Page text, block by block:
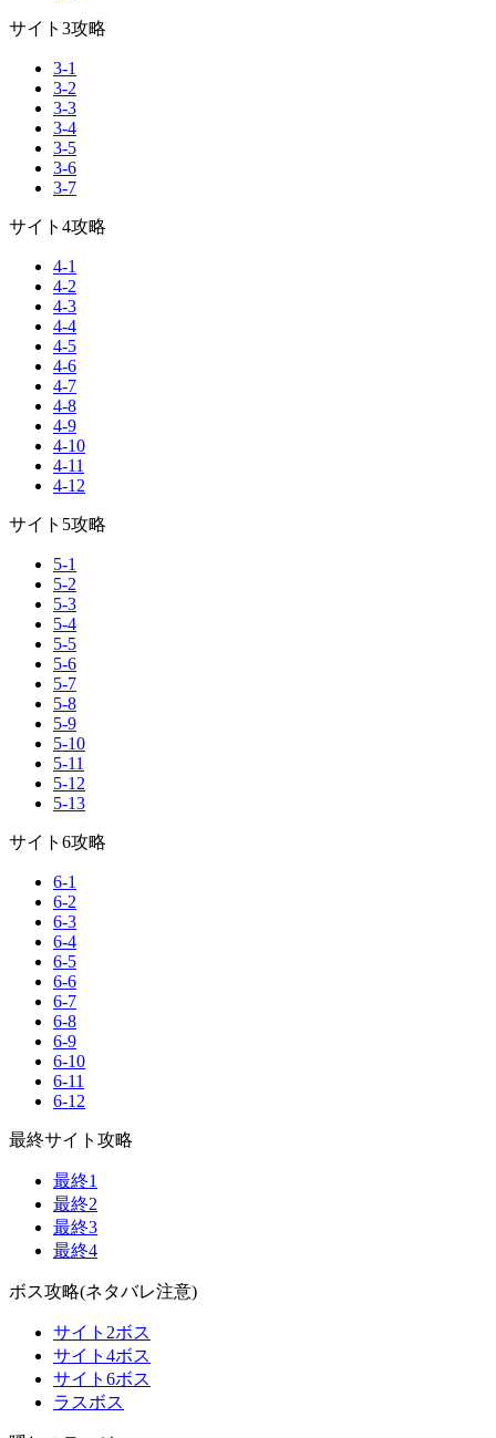
サイト3攻略
3-1
3-2
3-3
3-4
3-5
3-6
3-7
サイト4攻略
4-1
4-2
4-3
4-4
4-5
4-6
4-7
4-8
4-9
4-10
4-11
4-12
サイト5攻略
5-1
5-2
5-3
5-4
5-5
5-6
5-7
5-8
5-9
5-10
5-11
5-12
5-13
サイト6攻略
6-1
6-2
6-3
6-4
6-5
6-6
6-7
6-8
6-9
6-10
6-11
6-12
最終サイト攻略
最終1
最終2
最終3
最終4
ボス攻略(ネタバレ注意)
サイト2ボス
サイト4ボス
サイト6ボス
ラスボス